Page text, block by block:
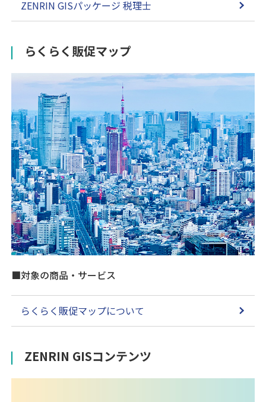
ZENRIN GISパッケージ 税理士
らくらく販促マップ
■対象の商品・サービス
らくらく販促マップについて
ZENRIN GISコンテンツ